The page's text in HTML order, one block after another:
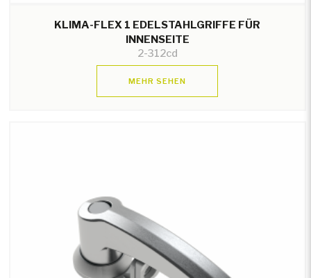
KLIMA-FLEX 1 EDELSTAHLGRIFFE FÜR
INNENSEITE
2-312cd
MEHR SEHEN